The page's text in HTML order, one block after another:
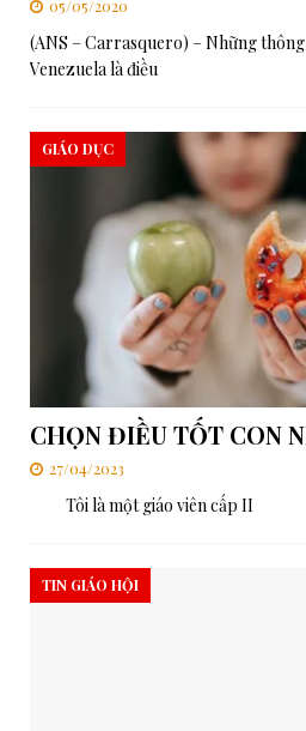
RMG –
[ 03/08/2026 ] Ý cầu
Đức Thánh
05/05/2020
(ANS – Carrasquero) – Những
Venezuela là điều
CHỌN ĐIỀU TỐT CON
GIÁO DỤC
27/04/2023
Tôi là một giáo viên cấp II
TIN GIÁO HỘI